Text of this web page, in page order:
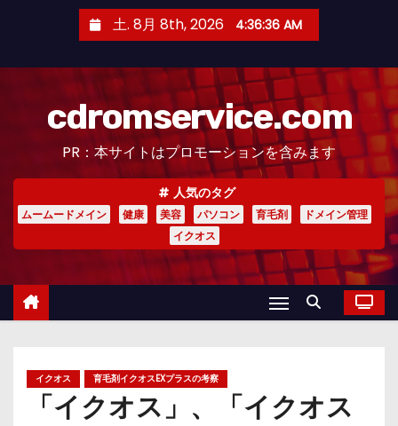
土. 8月 8th, 2026 4:36:37 AM
cdromservice.com
PR：本サイトはプロモーションを含みます
人気のタグ
ムームードメイン 健康 美容 パソコン 育毛剤
ドメイン管理
イクオス
イクオス 育毛剤イクオスEXプラスの考察
「イクオス」、「イクオス